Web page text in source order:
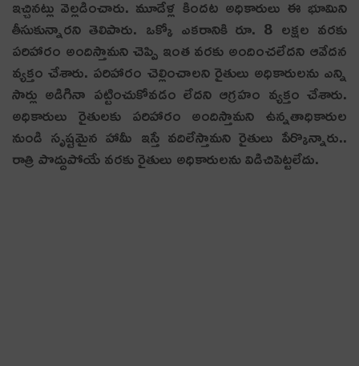
ఇచ్చిన‌ట్లు వెల్ల‌డించారు. మూడేళ్ల కింద‌ట అధికారులు ఈ భూమిని
తీసుకున్నార‌ని తెలిపారు. ఒక్కో ఎకరానికి రూ. 8 లక్షల వరకు
పరిహారం అందిస్తామని చెప్పి ఇంత వరకు అందించలేదని ఆవేదన
వ్యక్తం చేశారు. పరిహారం చెల్లించాలని రైతులు అధికారుల‌ను ఎన్ని
సార్లు అడిగినా పట్టించుకోవడం లేదని ఆగ్రహం వ్యక్తం చేశారు.
అధికారులు రైతులకు పరిహారం అందిస్తామని ఉన్నతాధికారుల
నుండి సృష్టమైన హామీ ఇస్తే వదిలేస్తామని రైతులు పేర్కొన్నారు..
రాత్రి పొద్దుపోయే వ‌ర‌కు రైతులు అధికారుల‌ను విడిచిపెట్ట‌లేదు.